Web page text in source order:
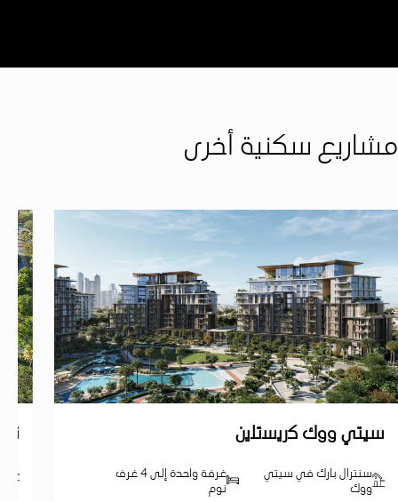
مشاريع سكنية أخرى
سيتي ووك ﻛرﯾﺳﺗﻠﯾن
سنترال بارك في سيتي
ووك
غرفة واحدة إلى 4 غرف
نوم